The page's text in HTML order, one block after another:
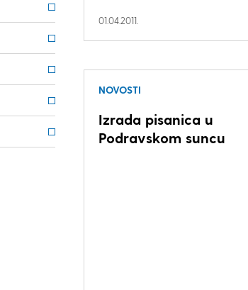
01.04.2011.
NOVOSTI
Izrada pisanica u
Podravskom suncu